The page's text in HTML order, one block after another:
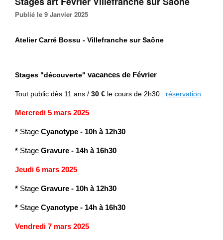
Publié le 9 Janvier 2025
Atelier Carré Bossu - Villefranche sur Saône
Stages "découverte" vacances de Février
Tout public dès 11 ans / 30 € le cours de 2h30 : réservation
Mercredi 5 mars 2025
* Stage Cyanotype - 10h à 12h30
* Stage Gravure - 14h à 16h30
Jeudi 6 mars 2025
* Stage Gravure - 10h à 12h30
* Stage Cyanotype - 14h à 16h30
Vendredi 7 mars 2025